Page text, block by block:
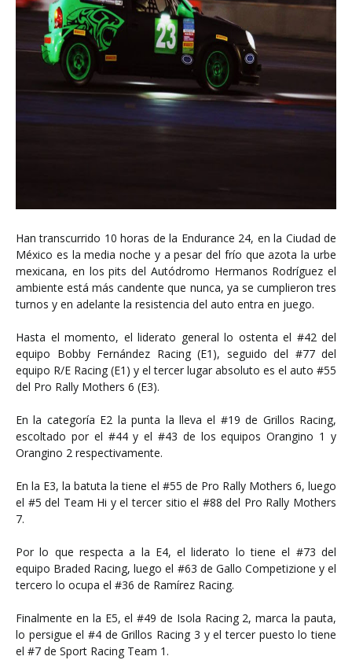
Han transcurrido 10 horas de la Endurance 24, en la Ciudad de
México es la media noche y a pesar del frío que azota la urbe
mexicana, en los pits del Autódromo Hermanos Rodríguez el
ambiente está más candente que nunca, ya se cumplieron tres
turnos y en adelante la resistencia del auto entra en juego.
Hasta el momento, el liderato general lo ostenta el #42 del
equipo Bobby Fernández Racing (E1), seguido del #77 del
equipo R/E Racing (E1) y el tercer lugar absoluto es el auto #55
del Pro Rally Mothers 6 (E3).
En la categoría E2 la punta la lleva el #19 de Grillos Racing,
escoltado por el #44 y el #43 de los equipos Orangino 1 y
Orangino 2 respectivamente.
En la E3, la batuta la tiene el #55 de Pro Rally Mothers 6, luego
el #5 del Team Hi y el tercer sitio el #88 del Pro Rally Mothers
7.
Por lo que respecta a la E4, el liderato lo tiene el #73 del
equipo Braded Racing, luego el #63 de Gallo Competizione y el
tercero lo ocupa el #36 de Ramírez Racing.
Finalmente en la E5, el #49 de Isola Racing 2, marca la pauta,
lo persigue el #4 de Grillos Racing 3 y el tercer puesto lo tiene
el #7 de Sport Racing Team 1.